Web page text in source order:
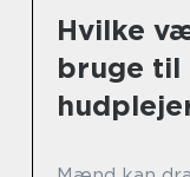
Hvilke
bruge til